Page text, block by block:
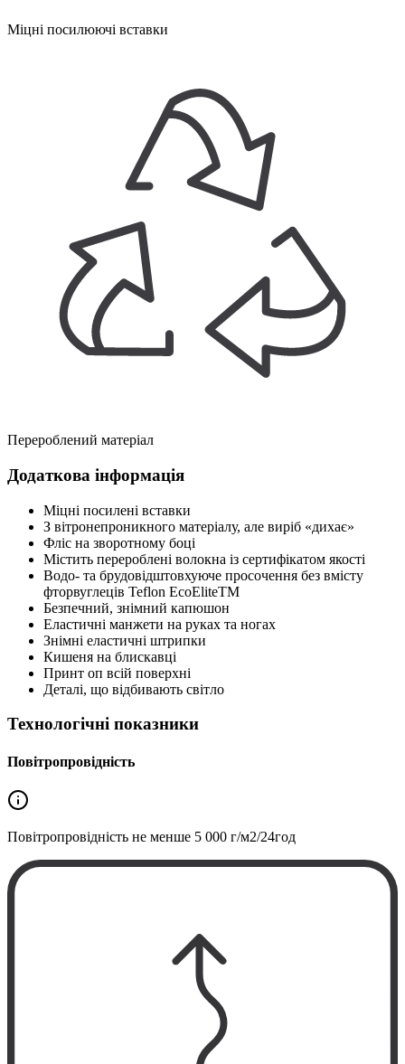
Міцні посилюючі вставки
Перероблений матеріал
Додаткова інформація
Міцні посилені вставки
З вітронепроникного матеріалу, але виріб «дихає»
Фліс на зворотному боці
Містить перероблені волокна із сертифікатом якості
Водо- та брудовідштовхуюче просочення без вмісту
фторвуглеців Teflon EcoEliteTM
Безпечний, знімний капюшон
Еластичні манжети на руках та ногах
Знімні еластичні штрипки
Кишеня на блискавці
Принт оп всій поверхні
Деталі, що відбивають світло
Технологічні показники
Повітропровідність
Повітропровідність не менше 5 000 г/м2/24год